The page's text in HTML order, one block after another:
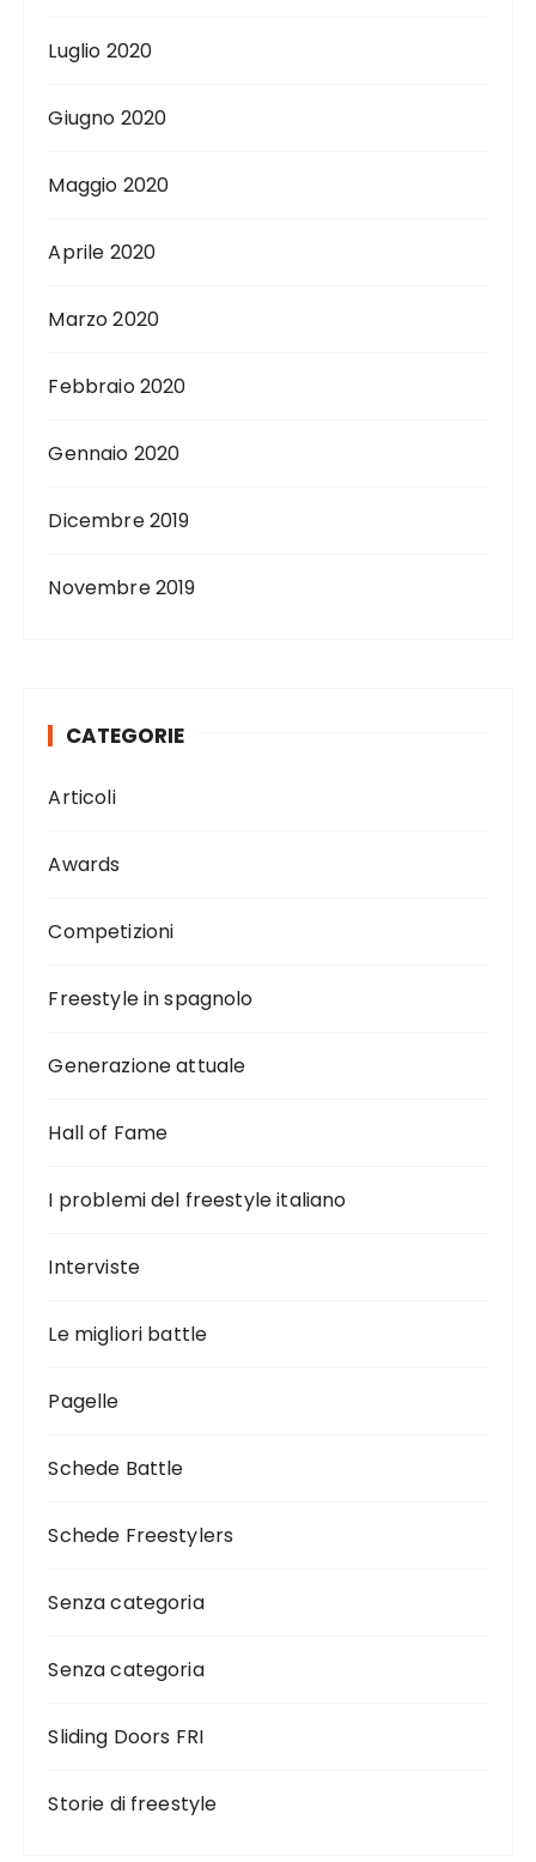
Luglio 2020
Giugno 2020
Maggio 2020
Aprile 2020
Marzo 2020
Febbraio 2020
Gennaio 2020
Dicembre 2019
Novembre 2019
CATEGORIE
Articoli
Awards
Competizioni
Freestyle in spagnolo
Generazione attuale
Hall of Fame
I problemi del freestyle italiano
Interviste
Le migliori battle
Pagelle
Schede Battle
Schede Freestylers
Senza categoria
Senza categoria
Sliding Doors FRI
Storie di freestyle